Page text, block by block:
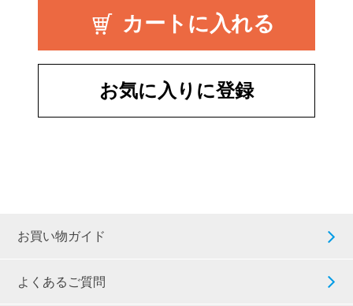
お気に入りに登録
お買い物ガイド
よくあるご質問